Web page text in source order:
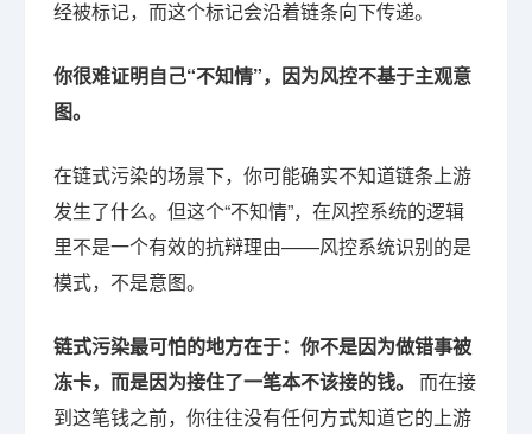
经被标记，而这个标记会沿着链条向下传递。
你很难证明自己“不知情”，因为风控不基于主观意
图。
在链式污染的场景下，你可能确实不知道链条上游
发生了什么。但这个“不知情”，在风控系统的逻辑
里不是一个有效的抗辩理由——风控系统识别的是
模式，不是意图。
链式污染最可怕的地方在于：你不是因为做错事被
冻卡，而是因为接住了一笔本不该接的钱。 而在接
到这笔钱之前，你往往没有任何方式知道它的上游